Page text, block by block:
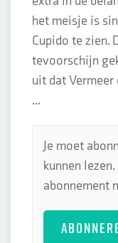
het meisje is
Cupido te zien.
tevoorschijn
uit dat Vermeer
...
Je moet
kunnen
abonnement